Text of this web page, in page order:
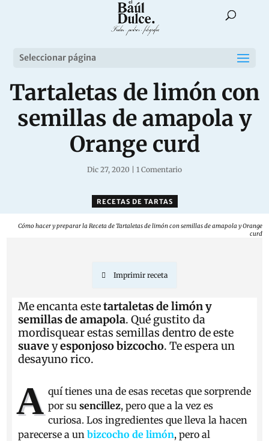
Seleccionar página
Tartaletas de limón con
semillas de amapola y
Orange curd
Dic 27, 2020 1 Comentario
RECETAS DE TARTAS
Cómo hacer y preparar la Receta de Tartaletas de limón con semillas de amapola y Orange
curd
Imprimir receta
Me encanta estetartaletas de limón y
semillas de amapola. Qué gustito da
mordisquear estas semillas dentro de este
suaveyesponjoso bizcocho. Te espera un
desayuno rico.
A quí tienes una de esas recetas que sorprende
por su sencillez, pero que a la vez es
curiosa. Los ingredientes que lleva la hacen
parecerse a unbizcocho de limón, pero al